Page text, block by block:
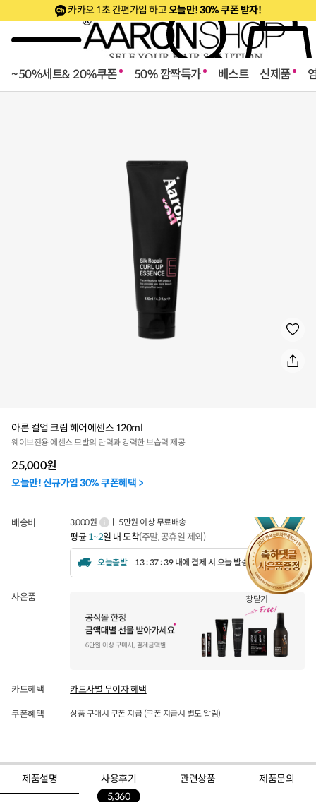
카카오 1초 간편가입 하고오늘만! 30% 쿠폰 받자!
~50%세트& 20%쿠폰 50% 깜짝특가 베스트 신제품
창닫기
아론 컬업 크림 헤어에센스 120ml
웨이브전용 에센스 모발의 탄력과 강력한 보습력 제공
25,000원
오늘만! 신규가입 30% 쿠폰혜택 >
배송비 3,000원 ㅣ 5만원 이상 무료배송
평균1~2일 내 도착(주말, 공휴일 제외)
오늘출발 13 : 37 : 36 내에 결제 시 오늘 발송됩니다.
사은품
카드혜택 카드사별 무이자 혜택
쿠폰혜택 상품 구매시 쿠폰 지급 (쿠폰 지급시 별도 알림)
제품설명
사용후기
5,360
관련상품 제품문의